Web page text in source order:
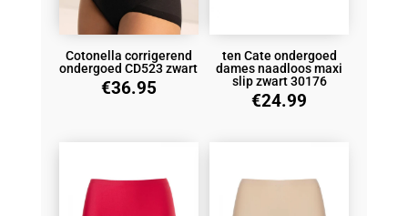
Cotonella corrigerend
ondergoed CD523 zwart
€36.95
ten Cate ondergoed
dames naadloos maxi
slip zwart 30176
€24.99